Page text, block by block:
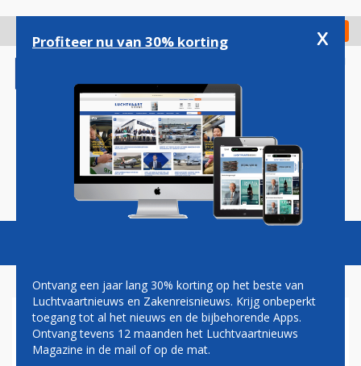
gaan
Check in
Magazine Podcasts Vacatures
CHAOS EN VOORSPELLEN
Profiteer nu van 30% korting x
Ontvang een jaar lang 30% korting op het beste van
Luchtvaartnieuws en Zakenreisnieuws. Krijg onbeperkt
toegang tot al het nieuws en de bijbehorende Apps.
Ontvang tevens 12 maanden het Luchtvaartnieuws
Magazine in de mail of op de mat.